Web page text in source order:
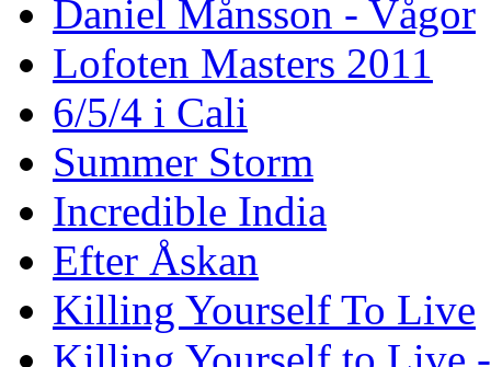
Daniel Månsson - Vågor
Lofoten Masters 2011
6/5/4 i Cali
Summer Storm
Incredible India
Efter Åskan
Killing Yourself To Live